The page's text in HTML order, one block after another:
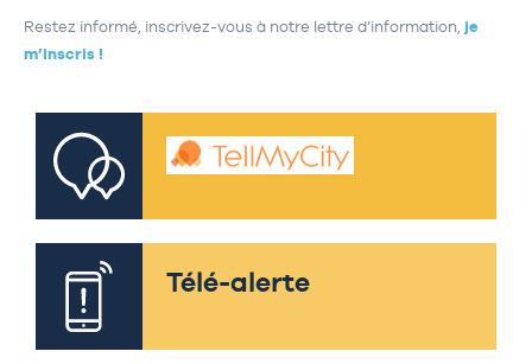
Restez informé, inscrivez-vous à notre lettre d’information, je
m’inscris !
Télé-alerte